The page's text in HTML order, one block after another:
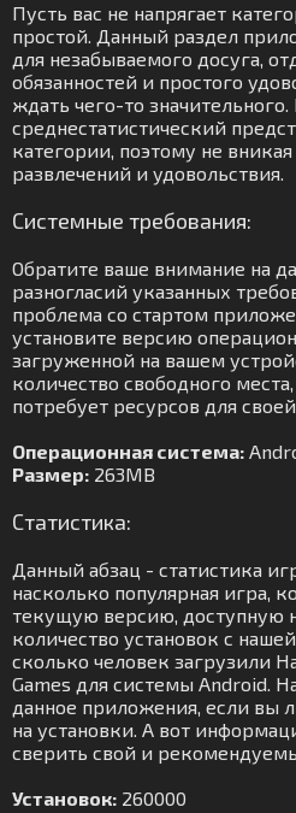
Пусть вас не напрягает
простой. Данный раздел
для незабываемого досуга,
обязанностей и простого
ждать чего-то
среднестатистический
категории, поэтому не
развлечений и удовольствия.
Системные требования:
Обратите ваше внимание на
разногласий указанных
проблема со стартом
установите версию
загруженной на вашем
количество свободного
потребует ресурсов для
Операционная система:
Размер: 263MB
Статистика:
Данный абзац - статистика
насколько популярная игра,
текущую версию, доступную
количество установок с
сколько человек загрузили
Games для системы Android.
данное приложения, если вы
на установки. А вот
сверить свой и
Установок: 260000